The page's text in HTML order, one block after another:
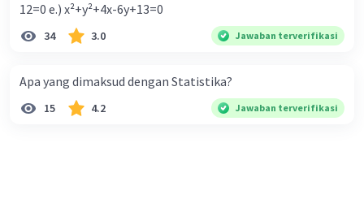
12=0 e.) x²+y²+4x-6y+13=0
34 3.0 Jawaban terverifikasi
Apa yang dimaksud dengan Statistika?
15 4.2 Jawaban terverifikasi